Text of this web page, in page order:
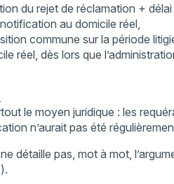
du rejet de réclamation + délai
au domicile réel,
commune sur la période
réel, dès lors que
le moyen juridique : les
n’aurait pas été
détaille pas, mot à mot,